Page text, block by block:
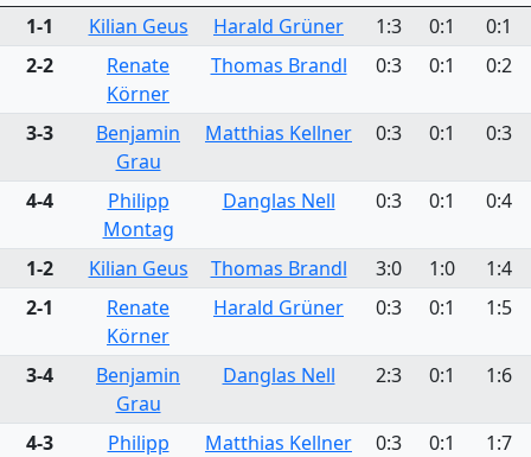
1-1
Kilian Geus Harald Grüner 1:3 0:1
0:1
2-2
Renate
Körner
Thomas Brandl 0:3 0:1 0:2
3-3
Benjamin
Grau
Matthias Kellner 0:3 0:1 0:3
4-4
Philipp
Montag
Danglas Nell 0:3 0:1 0:4
1-2 Kilian Geus Thomas Brandl 3:0 1:0
1:4
2-1
Renate
Körner
Harald Grüner 0:3 0:1 1:5
3-4
Benjamin
Grau
Danglas Nell 2:3 0:1 1:6
4-3
Philipp
Matthias Kellner 0:3 0:1 1:7